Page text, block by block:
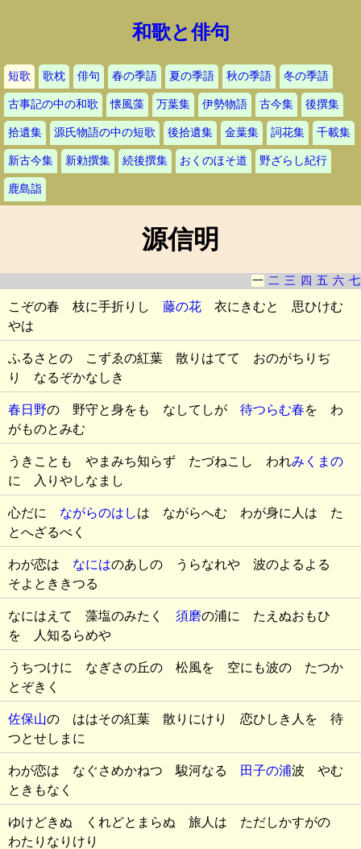
和歌と俳句
短歌 歌枕 俳句 春の季語 夏の季語 秋の季語 冬の季語
古事記の中の和歌 懐風藻 万葉集 伊勢物語 古今集 後撰集
拾遺集 源氏物語の中の短歌 後拾遺集 金葉集 詞花集 千載集
新古今集 新勅撰集 続後撰集 おくのほそ道 野ざらし紀行
鹿島詣
源信明
一 二 三 四 五 六 七
こぞの春 枝に手折りし 藤の花 衣にきむと 思ひけむ
やは
ふるさとの こずゑの紅葉 散りはてて おのがちりぢ
り なるぞかなしき
春日野の 野守と身をも なしてしが 待つらむ春を わ
がものとみむ
うきことも やまみち知らず たづねこし われみくまの
に 入りやしなまし
心だに ながらのはしは ながらへむ わが身に人は た
とへざるべく
わが恋は なにはのあしの うらなれや 波のよるよる
そよとききつる
なにはえて 藻塩のみたく 須磨の浦に たえぬおもひ
を 人知るらめや
うちつけに なぎさの丘の 松風を 空にも波の たつか
とぞきく
佐保山の ははその紅葉 散りにけり 恋ひしき人を 待
つとせしまに
わが恋は なぐさめかねつ 駿河なる 田子の浦波 やむ
ときもなく
ゆけどきぬ くれどとまらぬ 旅人は ただしかすがの
わたりなりけり